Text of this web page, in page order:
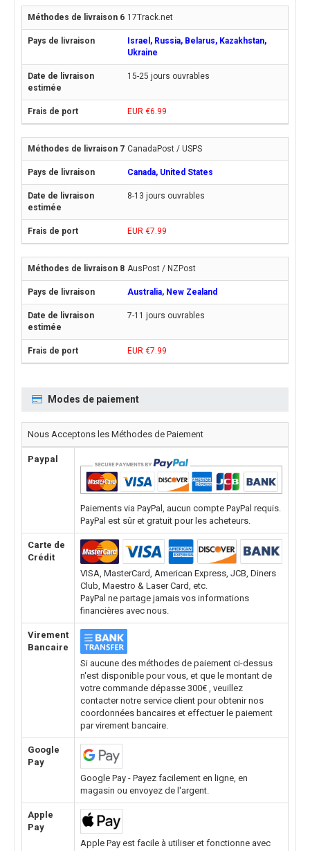
17Track.net
Israel, Russia, Belarus, Kazakhstan,
Ukraine
15-25 jours ouvrables
EUR €6.99
CanadaPost / USPS
Canada, United States
8-13 jours ouvrables
EUR €7.99
AusPost / NZPost
Australia, New Zealand
7-11 jours ouvrables
EUR €7.99
Modes de paiement
Nous Acceptons les Méthodes de Paiement
Paypal
Paiements via PayPal, aucun compte PayPal requis.
PayPal est sûr et gratuit pour les acheteurs.
Carte de
Crédit
VISA, MasterCard, American Express, JCB, Diners
Club, Maestro & Laser Card, etc.
PayPal ne partage jamais vos informations
financières avec nous.
Virement
Bancaire
Si aucune des méthodes de paiement ci-dessus
n'est disponible pour vous, et que le montant de
votre commande dépasse 300€ , veuillez
contacter notre service client pour obtenir nos
coordonnées bancaires et effectuer le paiement
par virement bancaire.
Google
Pay
Google Pay - Payez facilement en ligne, en
magasin ou envoyez de l'argent.
Apple
Pay
Apple Pay est facile à utiliser et fonctionne avec